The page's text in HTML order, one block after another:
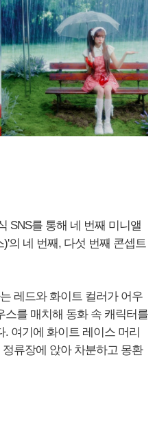
SNS를 통해 네 번째 미니앨
)'의 네 번째, 다섯 번째 콘셉트
레드와 화이트 컬러가 어우
스를 매치해 동화 속 캐릭터를
여기에 화이트 레이스 머리
류장에 앉아 차분하고 몽환